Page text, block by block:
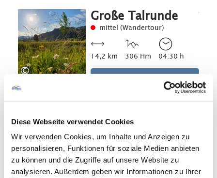
Diese Webseite verwendet Cookies
Wir verwenden Cookies, um Inhalte und Anzeigen zu
personalisieren, Funktionen für soziale Medien anbieten
zu können und die Zugriffe auf unsere Website zu
analysieren. Außerdem geben wir Informationen zu Ihrer
©
Große Talrunde
mittel (Wandertour)
14,2 km 306 Hm 04:30 h
MEHR ERFAHREN
nach oben